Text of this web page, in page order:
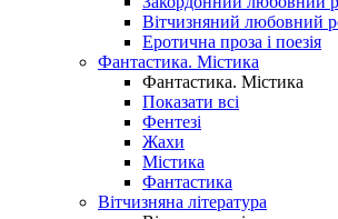
Вітчизняний любовний
Еротична проза і поезія
Фантастика. Містика
Фантастика. Містика
Показати всі
Фентезі
Жахи
Містика
Фантастика
Вітчизняна література